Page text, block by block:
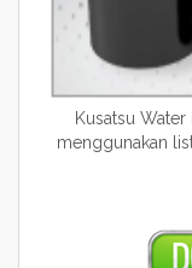
Kusatsu
menggunakan